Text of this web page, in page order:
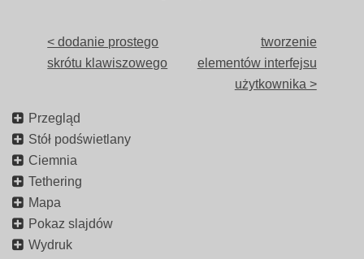
< dodanie prostego
skrótu klawiszowego
tworzenie
elementów interfejsu
użytkownika >
Przegląd
Stół podświetlany
Ciemnia
Tethering
Mapa
Pokaz slajdów
Wydruk